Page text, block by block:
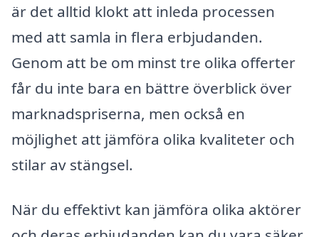
är det alltid klokt att inleda processen
med att samla in flera erbjudanden.
Genom att be om minst tre olika offerter
får du inte bara en bättre överblick över
marknadspriserna, men också en
möjlighet att jämföra olika kvaliteter och
stilar av stängsel.
När du effektivt kan jämföra olika aktörer